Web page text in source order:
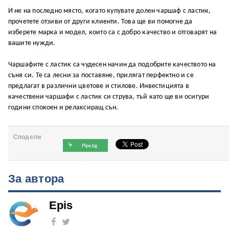
И не на последно място, когато купувате долен чаршаф с ластик,
прочетете отзиви от други клиенти. Това ще ви помогне да
изберете марка и модел, които са с добро качество и отговарят на
вашите нужди.
Чаршафите с ластик са чудесен начин да подобрите качеството на
съня си. Те са лесни за поставяне, прилягат перфектно и се
предлагат в различни цветове и стилове. Инвестицията в
качествени чаршафи с ластик си струва, тъй като ще ви осигури
години спокоен и релаксиращ сън.
Сподели
За автора
Epis